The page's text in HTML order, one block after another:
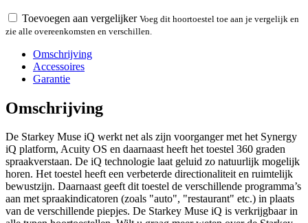
Toevoegen aan vergelijker Voeg dit hoortoestel toe aan je vergelijk en
zie alle overeenkomsten en verschillen.
Omschrijving
Accessoires
Garantie
Omschrijving
De Starkey Muse iQ werkt net als zijn voorganger met het Synergy
iQ platform, Acuity OS en daarnaast heeft het toestel 360 graden
spraakverstaan. De iQ technologie laat geluid zo natuurlijk mogelijk
horen. Het toestel heeft een verbeterde directionaliteit en ruimtelijk
bewustzijn. Daarnaast geeft dit toestel de verschillende programma’s
aan met spraakindicatoren (zoals "auto", "restaurant" etc.) in plaats
van de verschillende piepjes. De Starkey Muse iQ is verkrijgbaar in